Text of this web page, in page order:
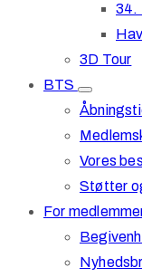
34.
3D Tour
BTS
Vores
Støtter
For